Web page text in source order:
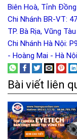
Biên Hoà, Tỉnh
Chi Nhánh BR-VT:
TP. Bà Rịa, Vũng Tàu
Chi Nhánh Hà Nội:
- Hoàng Mai - Hà
Bài viết liên